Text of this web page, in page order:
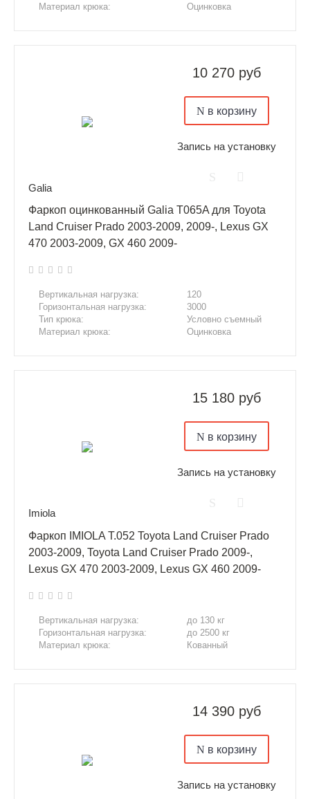
Материал крюка:
Оцинковка
Galia
10 270 руб
в корзину
Запись на установку
Фаркоп оцинкованный Galia T065A для Toyota
Land Cruiser Prado 2003-2009, 2009-, Lexus GX
470 2003-2009, GX 460 2009-
Вертикальная нагрузка:
120
Горизонтальная нагрузка:
3000
Тип крюка:
Условно съемный
Материал крюка:
Оцинковка
Imiola
15 180 руб
в корзину
Запись на установку
Фаркоп IMIOLA T.052 Toyota Land Cruiser Prado
2003-2009, Toyota Land Cruiser Prado 2009-,
Lexus GX 470 2003-2009, Lexus GX 460 2009-
Вертикальная нагрузка:
до 130 кг
Горизонтальная нагрузка:
до 2500 кг
Материал крюка:
Кованный
14 390 руб
в корзину
Запись на установку